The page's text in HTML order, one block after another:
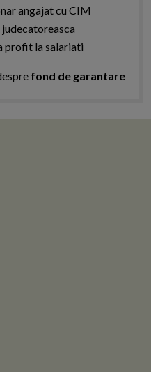
angajat cu CIM
profit la salariati
fond de garantare